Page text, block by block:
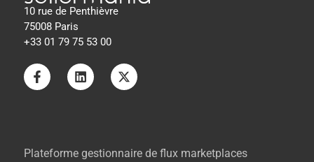
10 rue de Penthièvre
75008 Paris
+33 01 79 75 53 00
Plateforme gestionnaire de flux marketplaces